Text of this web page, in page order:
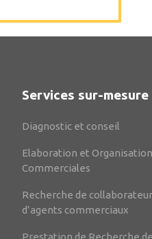
Services sur-mesure
Diagnostic et conseil
Elaboration et
Commerciales
Recherche de
d’agents commerciaux
Prestation de Recherche